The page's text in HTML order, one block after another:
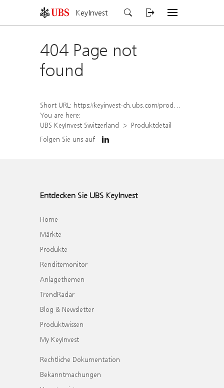
KeyInvest
404 Page not
found
Short URL: https://keyinvest-ch.ubs.com/produkt/detail/index/isin/CH1572302516
You are here:
UBS KeyInvest Switzerland
Produktdetail
Folgen Sie uns auf
Entdecken Sie UBS KeyInvest
Home
Märkte
Produkte
Renditemonitor
Anlagethemen
TrendRadar
Blog & Newsletter
Produktwissen
My KeyInvest
Rechtliche Dokumentation
Bekanntmachungen